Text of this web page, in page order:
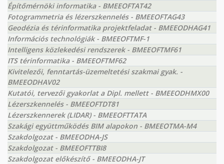
Építőmérnöki informatika - BMEEOFTAT42
Fotogrammetria és lézerszkennelés - BMEEOFTAG43
Geodézia és térinformatika projektfeladat - BMEEODHAG41
Információs technológiák - BMEEOFTMF-1
Intelligens közlekedési rendszerek - BMEEOFTMF61
ITS térinformatika - BMEEOFTMF62
Kivitelezői, fenntartás-üzemeltetési szakmai gyak. -
BMEEODHAV02
Kutatói, tervezői gyakorlat a Dipl. mellett - BMEEODHMX00
Lézerszkennelés - BMEEOFTDT81
Lézerszkennerek (LIDAR) - BMEEOFTTATA
Szakági együttműködés BIM alapokon - BMEEOTMA-M4
Szakdolgozat - BMEEODHA-JS
Szakdolgozat - BMEEOFTTBI8
Szakdolgozat előkészítő - BMEEODHA-JT